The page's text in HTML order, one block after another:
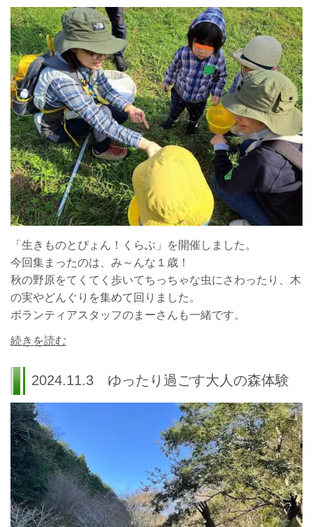
「生きものとぴょん！くらぶ」を開催しました。
今回集まったのは、み～んな１歳！
秋の野原をてくてく歩いてちっちゃな虫にさわったり、木
の実やどんぐりを集めて回りました。
ボランティアスタッフのまーさんも一緒です。
続きを読む
2024.11.3 ゆったり過ごす大人の森体験